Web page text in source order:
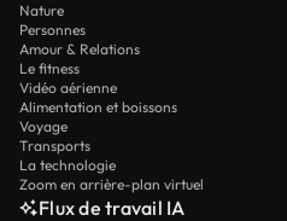
Nature
Personnes
Amour & Relations
Le fitness
Vidéo aérienne
Alimentation et boissons
Voyage
Transports
La technologie
Zoom en arrière-plan virtuel
Flux de travail IA